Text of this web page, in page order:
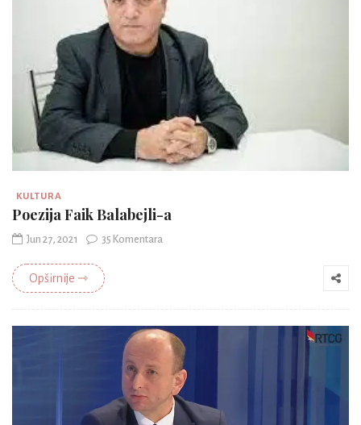
KULTURA
Poezija Faik Balabejli-a
Jun 27, 2021 35 Komentara
Opširnije ⇾